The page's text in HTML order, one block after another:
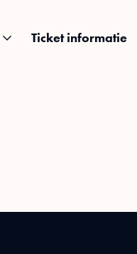
Ticket informatie